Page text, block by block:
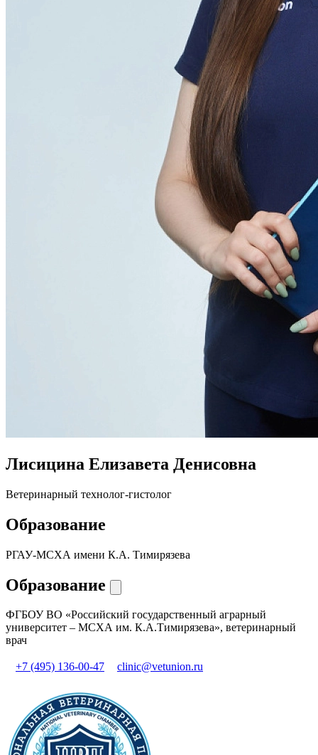
Лисицина Елизавета Денисовна
Ветеринарный технолог-гистолог
Образование
РГАУ-МСХА имени К.А. Тимирязева
Образование
ФГБОУ ВО «Российский государственный аграрный
университет – МСХА им. К.А.Тимирязева», ветеринарный
врач
+7 (495) 136-00-47 clinic@vetunion.ru